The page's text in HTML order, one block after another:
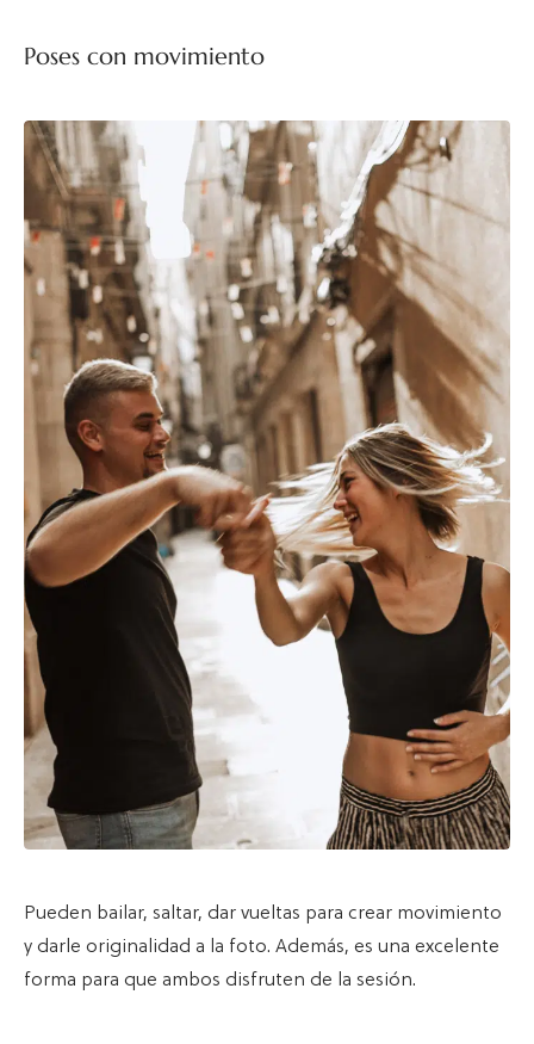
Poses con movimiento
Pueden bailar, saltar, dar vueltas para crear movimiento
y darle originalidad a la foto. Además, es una excelente
forma para que ambos disfruten de la sesión.